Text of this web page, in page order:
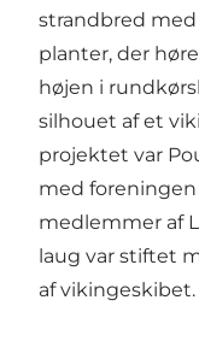
strandbred med
planter, der
højen i
silhouet af et
projektet var
med foreningen
medlemmer af
laug var stiftet
af vikingeskibet.